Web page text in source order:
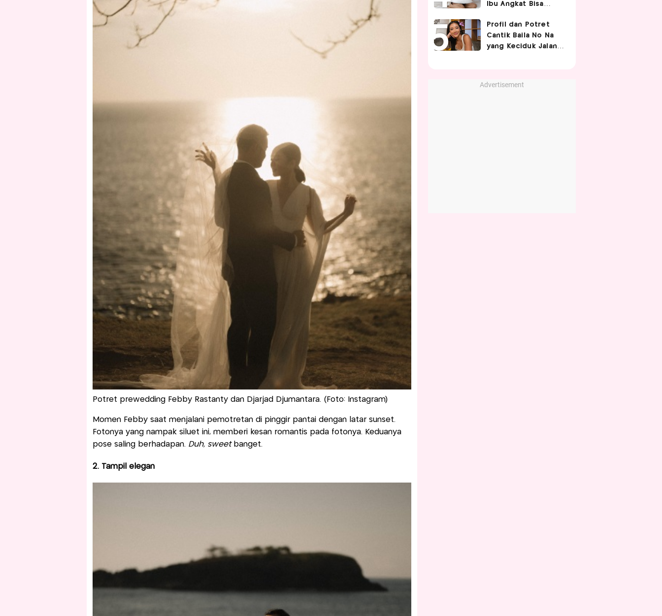
Potret prewedding Febby Rastanty dan Djarjad Djumantara. (Foto: Instagram)
Momen Febby saat menjalani pemotretan di pinggir pantai dengan latar sunset.
Fotonya yang nampak siluet ini, memberi kesan romantis pada fotonya. Keduanya
pose saling berhadapan. Duh, sweetbanget.
2. Tampil elegan
Ibu Angkat Bisa
Adopsi
Profil dan Potret
Cantik Baila No Na
yang Keciduk Jalan
Advertisement